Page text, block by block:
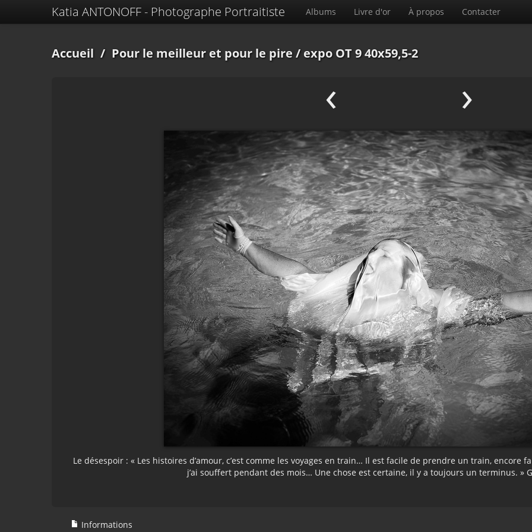
Katia ANTONOFF - Photographe Portraitiste Albums Livre d'or À propos Contacter
Accueil / Pour le meilleur et pour le pire/ expo OT 9 40x59,5-2
‹ ›
Le désespoir : « Les histoires d’amour, c’est comme les voyages en train… Il est facile de prendre un train, encore
j’ai souffert pendant des mois… Une chose est certaine, il y a toujours un terminus. »
Informations